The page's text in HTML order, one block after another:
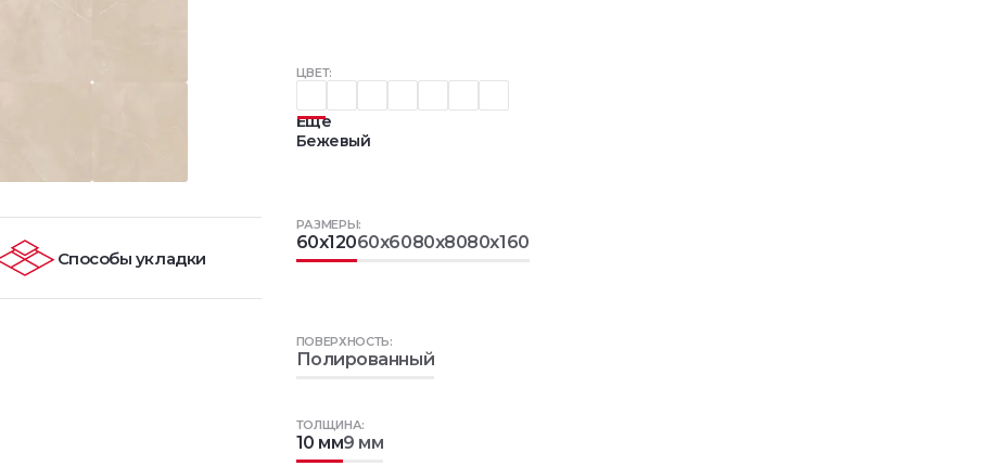
ЦВЕТ:
Еще
Бежевый
РАЗМЕРЫ:
60x12060x6080x8080x160
ТОЛЩИНА:
10 мм9 мм
ПОВЕРХНОСТЬ:
Полированный
Способы укладки